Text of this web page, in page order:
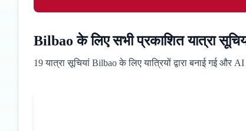
Bilbao के लिए सभी प्रकाशित यात्रा
19 यात्रा सूचियां Bilbao के लिए यात्रियों द्वारा बनाई गई और